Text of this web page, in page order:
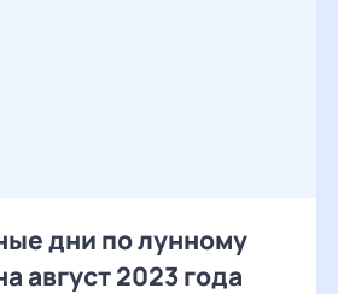
дни по лунному
август 2023 года